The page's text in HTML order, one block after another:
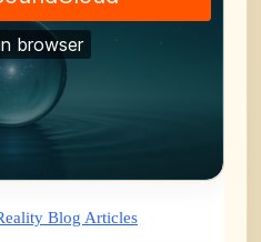
Blog Articles